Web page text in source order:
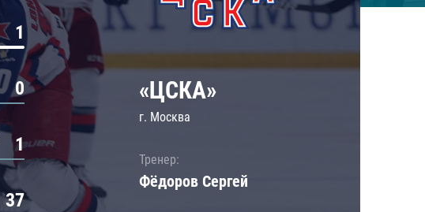
1
0
1
37
«ЦСКА»
г. Москва
Тренер:
Фёдоров Сергей